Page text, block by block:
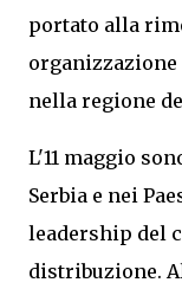
portato alla
nella regione
L'11 maggio
Serbia e nei
leadership del
distribuzione.